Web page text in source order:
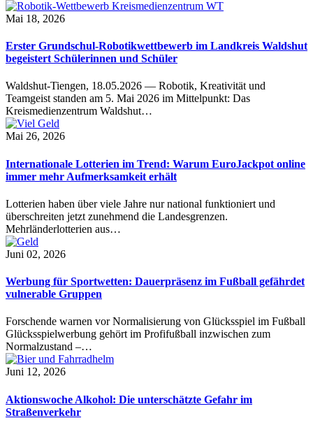
Mai 18, 2026
Erster Grundschul-Robotikwettbewerb im Landkreis Waldshut
begeistert Schülerinnen und Schüler
Waldshut-Tiengen, 18.05.2026 — Robotik, Kreativität und
Teamgeist standen am 5. Mai 2026 im Mittelpunkt: Das
Kreismedienzentrum Waldshut…
Mai 26, 2026
Internationale Lotterien im Trend: Warum EuroJackpot online
immer mehr Aufmerksamkeit erhält
Lotterien haben über viele Jahre nur national funktioniert und
überschreiten jetzt zunehmend die Landesgrenzen.
Mehrländerlotterien aus…
Juni 02, 2026
Werbung für Sportwetten: Dauerpräsenz im Fußball gefährdet
vulnerable Gruppen
Forschende warnen vor Normalisierung von Glücksspiel im Fußball
Glücksspielwerbung gehört im Profifußball inzwischen zum
Normalzustand –…
Juni 12, 2026
Aktionswoche Alkohol: Die unterschätzte Gefahr im
Straßenverkehr